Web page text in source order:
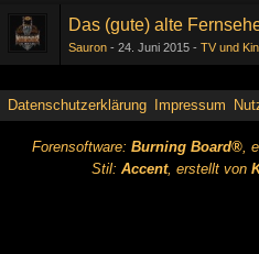
Das (gute) alte
Sauron 24. Juni 2015 TV und
Datenschutzerklärung Impressum
Forensoftware: Burning Board®,
Stil: Accent, erstellt von